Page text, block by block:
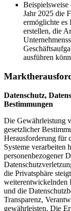
Jahr 2025 die
ermöglichte
erstellen, die
ausführen
Datenschutz,
Bestimmungen
Die Gewährleistung
gesetzlicher
Herausforderung für
Systeme verarbeiten
personenbezogener
die Privatsphäre
weiterentwickelnden
und die
Transparenz,
gewährleisten. Die